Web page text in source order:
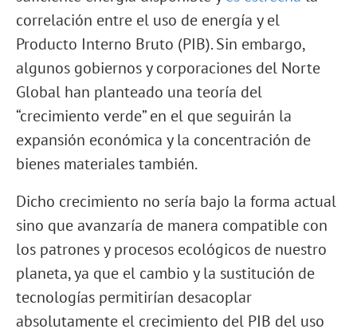
correlación entre el uso de energía y el
Producto Interno Bruto (PIB). Sin embargo,
algunos gobiernos y corporaciones del Norte
Global han planteado una teoría del
“crecimiento verde” en el que seguirán la
expansión económica y la concentración de
bienes materiales también.
Dicho crecimiento no sería bajo la forma actual
sino que avanzaría de manera compatible con
los patrones y procesos ecológicos de nuestro
planeta, ya que el cambio y la sustitución de
tecnologías permitirían desacoplar
absolutamente el crecimiento del PIB del uso